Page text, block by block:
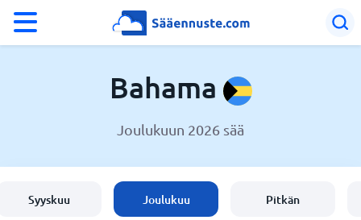
Bahama
Joulukuun 2026 sää
Syyskuu Joulukuu Pitkän